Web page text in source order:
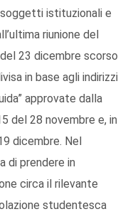
istituzionali e
riunione del
23 dicembre scorso
in base agli indirizzi
approvate dalla
del 28 novembre e, in
dicembre. Nel
di prendere in
circa il rilevante
studentesca